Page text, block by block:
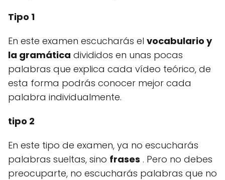
Tipo 1
En este examen escucharás el vocabulario y
la gramática divididos en unas pocas
palabras que explica cada vídeo teórico, de
esta forma podrás conocer mejor cada
palabra individualmente.
tipo 2
En este tipo de examen, ya no escucharás
palabras sueltas, sino frases . Pero no debes
preocuparte, no escucharás palabras que no